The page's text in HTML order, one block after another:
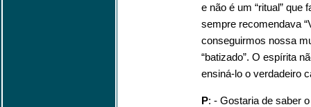
e não é um “ritual” que
sempre recomendava
conseguirmos nossa
“batizado”. O espírita
ensiná-lo o verdadeiro
P: - Gostaria de saber